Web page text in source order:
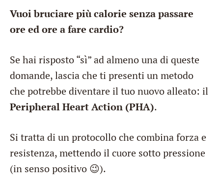
Vuoi bruciare più calorie senza passare
ore ed ore a fare cardio?
Se hai risposto “sì” ad almeno una di queste
domande, lascia che ti presenti un metodo
che potrebbe diventare il tuo nuovo alleato: il
Peripheral Heart Action (PHA).
Si tratta di un protocollo che combina forza e
resistenza, mettendo il cuore sotto pressione
(in senso positivo 😉).